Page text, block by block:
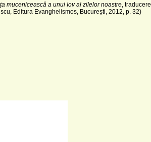
mucenicească a unui Iov al zilelor noastre , traducere
Editura Evanghelismos, București, 2012, p. 32)